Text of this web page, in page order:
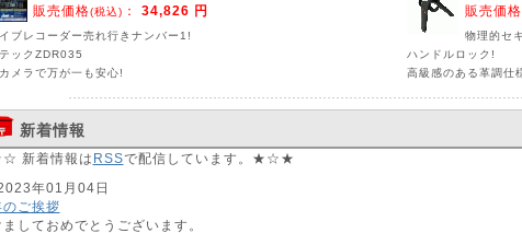
販売価格(税込) ： 34,826 円
ブレコーダー売れ行きナンバー1!
ックZDR035
メラで万が一も安心!
販売価格
物理的セ
ハンドルロック!
高級感のある革調仕
新着情報
新着情報は RSSで配信しています。★☆★
年01月04日
のご挨拶
しておめでとうございます。